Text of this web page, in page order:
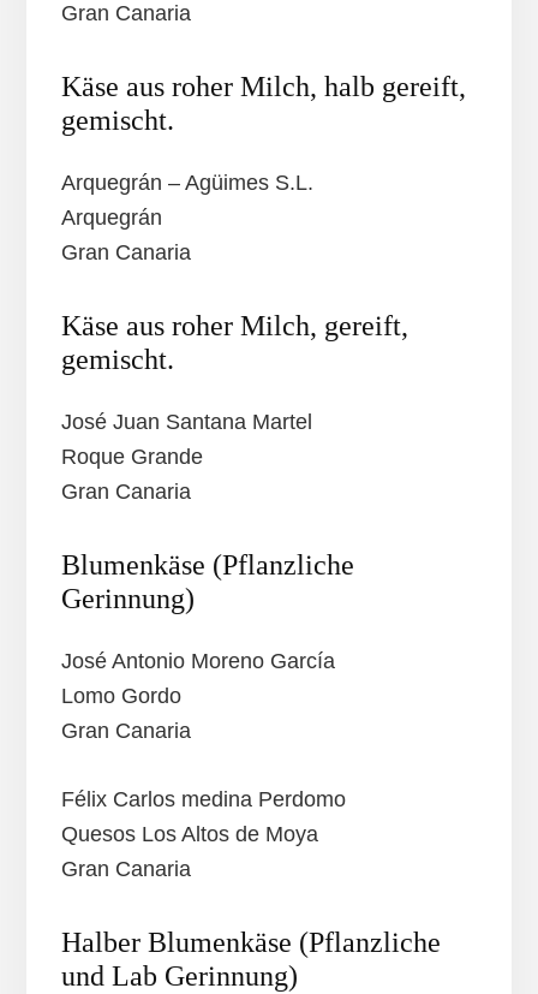
Gran Canaria
Käse aus roher Milch, halb gereift,
gemischt.
Arquegrán – Agüimes S.L.
Arquegrán
Gran Canaria
Käse aus roher Milch, gereift,
gemischt.
José Juan Santana Martel
Roque Grande
Gran Canaria
Blumenkäse (Pflanzliche
Gerinnung)
José Antonio Moreno García
Lomo Gordo
Gran Canaria
Félix Carlos medina Perdomo
Quesos Los Altos de Moya
Gran Canaria
Halber Blumenkäse (Pflanzliche
und Lab Gerinnung)